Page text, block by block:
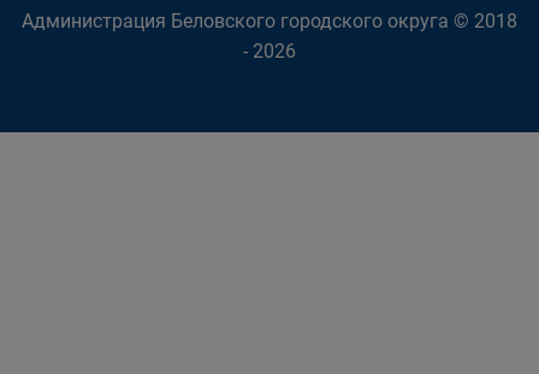
Администрация Беловского городского округа © 2018
- 2026